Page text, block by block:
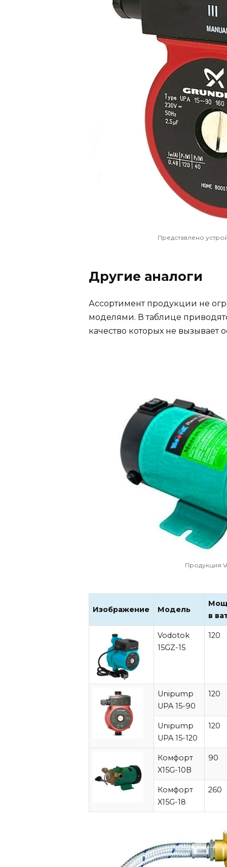
Представлено
Другие аналоги
Ассортимент продукции не
моделями. В таблице
качество которых не вызывает
Продукция
Изображение Модель
в
Vodotok
15GZ-15
120
Unipump
UPA 15-90
120
Unipump
UPA 15-120
120
Комфорт
X15G-10B
90
Комфорт
X15G-18
260